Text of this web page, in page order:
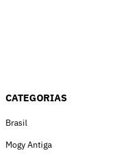
CATEGORIAS
Brasil
Mogy Antiga